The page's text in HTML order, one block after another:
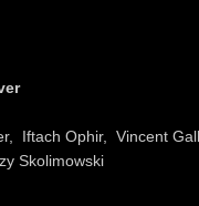
Iftach Ophir, Vincent
Skolimowski